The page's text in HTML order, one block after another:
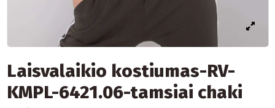
Laisvalaikio kostiumas-RV-
KMPL-6421.06-tamsiai chaki